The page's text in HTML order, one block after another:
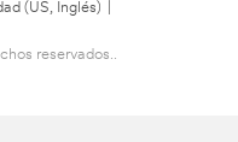
(US, Inglés)
reservados..